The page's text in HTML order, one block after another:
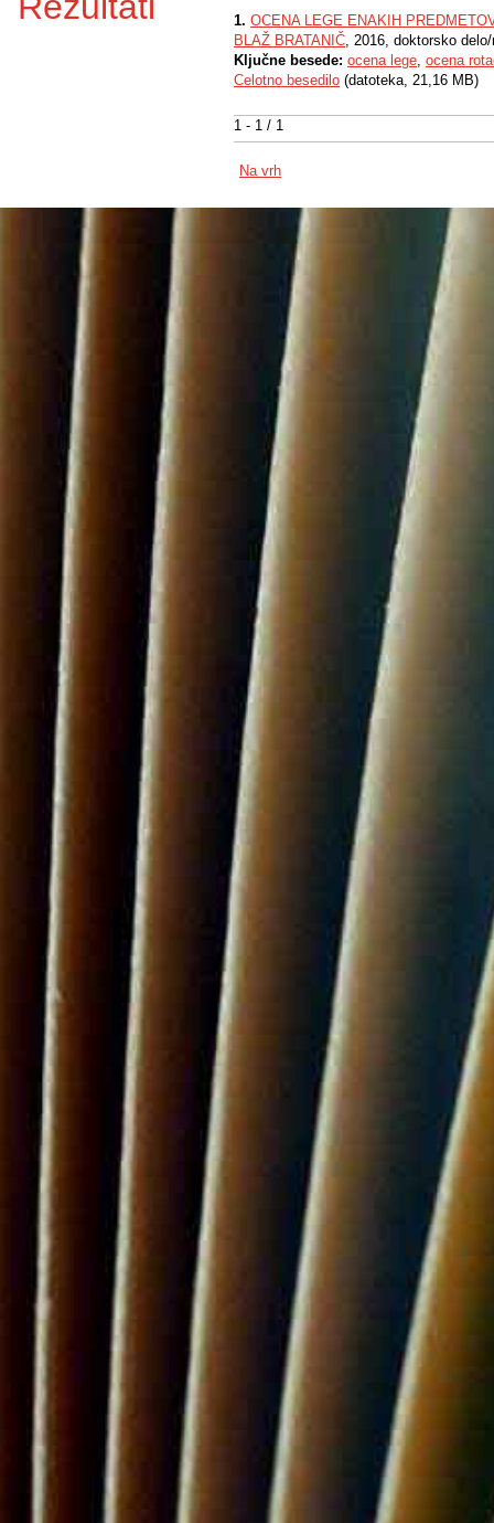
1 - 1 / 1
1. OCENA LEGE ENAKIH
BLAŽ BRATANIČ, 2016, doktorsko
Ključne besede: ocena lege, ocena
Celotno besedilo (datoteka, 21,16 MB)
Na vrh